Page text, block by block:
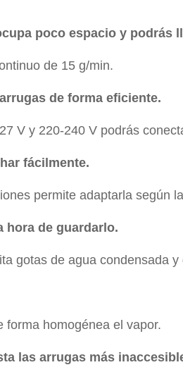
poco espacio y podrás
de 15 g/min.
de forma eficiente.
V y 220-240 V podrás
fácilmente.
permite adaptarla según
hora de guardarlo.
gotas de agua condensada
forma homogénea el vapor.
las arrugas más